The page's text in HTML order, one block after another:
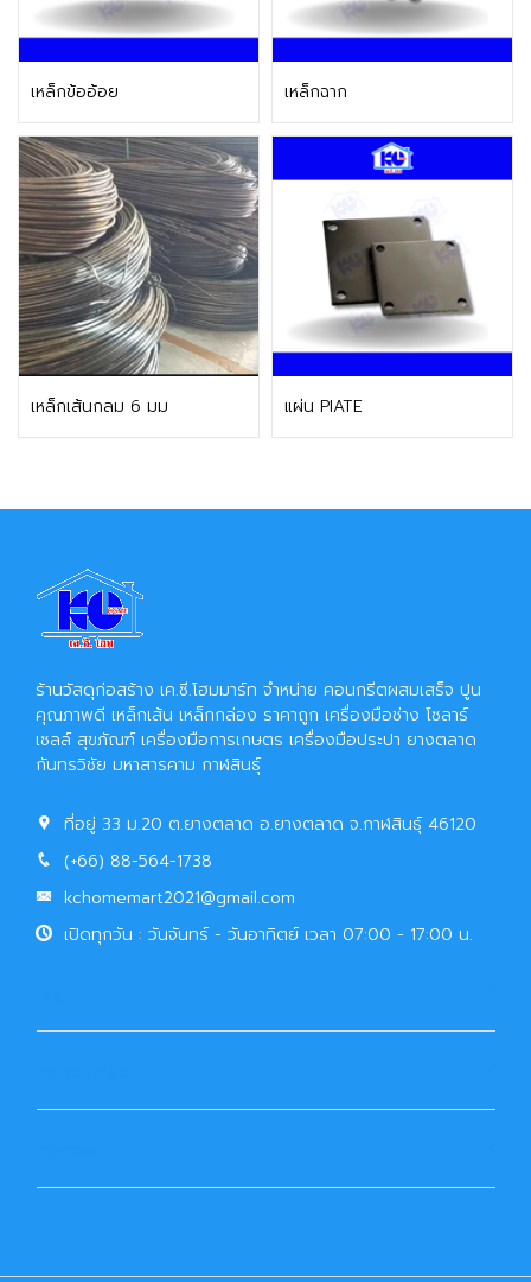
เหล็กข้ออ้อยติดต่อฝ่ายขาย เหล็กฉาก
เหล็กเส้นกลม 6 มม
ติดต่อฝ่ายขาย แผ่น PIATEติดต่อฝ่ายขาย
ร้านวัสดุก่อสร้าง เค.ซี.โฮมมาร์ท จำหน่าย คอนกรีตผสมเสร็จ ปูน
คุณภาพดี เหล็กเส้น เหล็กกล่อง ราคาถูก เครื่องมือช่าง โซลาร์
เซลล์ สุขภัณฑ์ เครื่องมือการเกษตร เครื่องมือประปา ยางตลาด
กันทรวิชัย มหาสารคาม กาฬสินธุ์
ที่อยู่ 33 ม.20 ต.ยางตลาด อ.ยางตลาด จ.กาฬสินธุ์ 46120
(+66) 88-564-1738
kchomemart2021@gmail.com
เปิดทุกวัน : วันจันทร์ - วันอาทิตย์ เวลา 07:00 - 17:00 น.